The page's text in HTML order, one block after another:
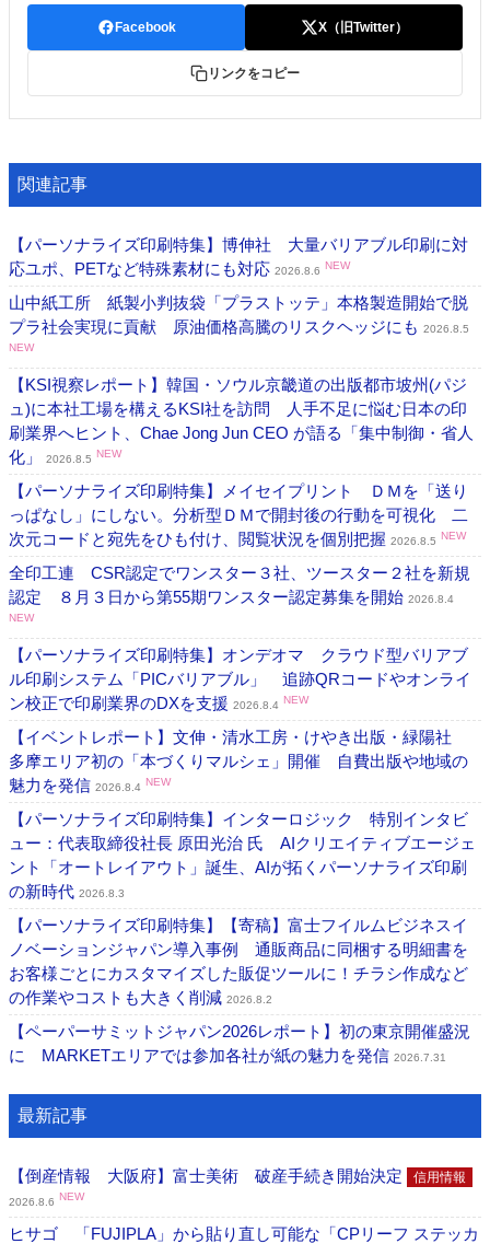
Facebook X（旧Twitter）
リンクをコピー
関連記事
【パーソナライズ印刷特集】博伸社 大量バリアブル印刷に対
応ユポ、PETなど特殊素材にも対応 2026.8.6 NEW
山中紙工所 紙製小判抜袋「プラストッテ」本格製造開始で脱
プラ社会実現に貢献 原油価格高騰のリスクヘッジにも 2026.8.5
NEW
【KSI視察レポート】韓国・ソウル京畿道の出版都市坡州(パジ
ュ)に本社工場を構えるKSI社を訪問 人手不足に悩む日本の印
刷業界へヒント、Chae Jong Jun CEO が語る「集中制御・省人
化」
2026.8.5 NEW
【パーソナライズ印刷特集】メイセイプリント ＤＭを「送り
っぱなし」にしない。分析型ＤＭで開封後の行動を可視化 二
次元コードと宛先をひも付け、閲覧状況を個別把握 2026.8.5 NEW
全印工連 CSR認定でワンスター３社、ツースター２社を新規
認定 ８月３日から第55期ワンスター認定募集を開始 2026.8.4
NEW
【パーソナライズ印刷特集】オンデオマ クラウド型バリアブ
ル印刷システム「PICバリアブル」 追跡QRコードやオンライ
ン校正で印刷業界のDXを支援 2026.8.4 NEW
【イベントレポート】文伸・清水工房・けやき出版・緑陽社
多摩エリア初の「本づくりマルシェ」開催 自費出版や地域の
魅力を発信 2026.8.4 NEW
【パーソナライズ印刷特集】インターロジック 特別インタビ
ュー：代表取締役社長 原田光治 氏 AIクリエイティブエージェ
ント「オートレイアウト」誕生、AIが拓くパーソナライズ印刷
の新時代 2026.8.3
【パーソナライズ印刷特集】【寄稿】富士フイルムビジネスイ
ノベーションジャパン導入事例 通販商品に同梱する明細書を
お客様ごとにカスタマイズした販促ツールに！チラシ作成など
の作業やコストも大きく削減 2026.8.2
【ペーパーサミットジャパン2026レポート】初の東京開催盛況
に MARKETエリアでは参加各社が紙の魅力を発信 2026.7.31
最新記事
【倒産情報 大阪府】富士美術 破産手続き開始決定 信用情報
2026.8.6 NEW
ヒサゴ 「FUJIPLA」から貼り直し可能な「CPリーフ ステッカ